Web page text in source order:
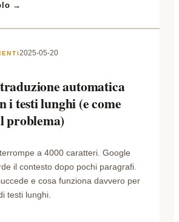
→
2025-05-20
automatica
i testi lunghi (e come
problema)
a 4000 caratteri. Google
il contesto dopo pochi paragrafi.
e cosa funziona davvero per
testi lunghi.